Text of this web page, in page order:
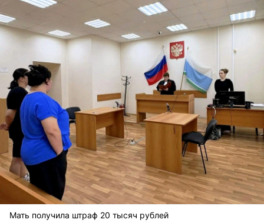
Мать получила штраф 20 тысяч рублей